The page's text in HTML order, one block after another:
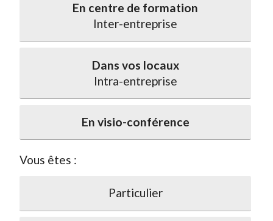
En centre de formation
Inter-entreprise
Dans vos locaux
Intra-entreprise
En visio-conférence
Vous êtes :
Particulier